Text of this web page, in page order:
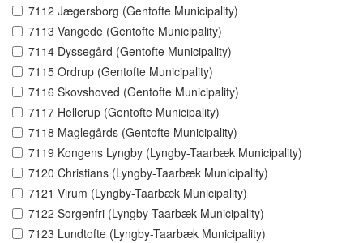
7112 Jægersborg (Gentofte Municipality)
7113 Vangede (Gentofte Municipality)
7114 Dyssegård (Gentofte Municipality)
7115 Ordrup (Gentofte Municipality)
7116 Skovshoved (Gentofte Municipality)
7117 Hellerup (Gentofte Municipality)
7118 Maglegårds (Gentofte Municipality)
7119 Kongens Lyngby (Lyngby-Taarbæk Municipality)
7120 Christians (Lyngby-Taarbæk Municipality)
7121 Virum (Lyngby-Taarbæk Municipality)
7122 Sorgenfri (Lyngby-Taarbæk Municipality)
7123 Lundtofte (Lyngby-Taarbæk Municipality)